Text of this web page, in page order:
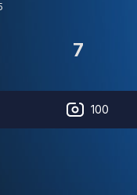
7
100